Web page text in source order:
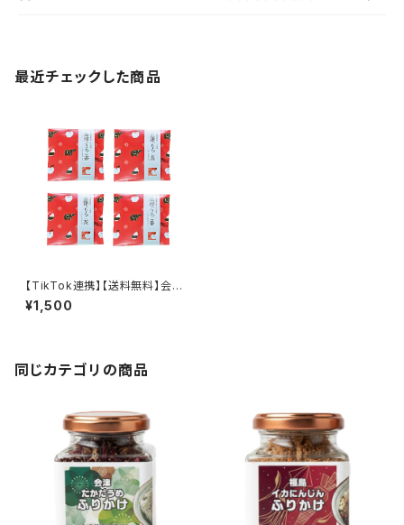
最近チェックした商品
【TikTok連携】【送料無料】会津
のりんご茶 ×4個セット 会津美
里町産りんご使用
¥1,500
同じカテゴリの商品